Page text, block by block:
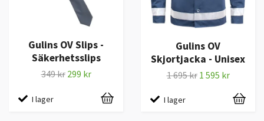
Gulins OV Slips -
Säkerhetsslips
349 kr 299 kr
I lager
Gulins OV
Skjortjacka - Unisex
1 695 kr 1 595 kr
I lager